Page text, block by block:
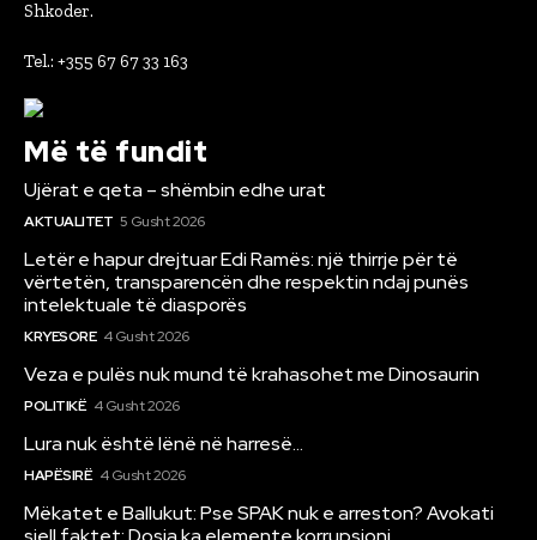
Shkoder.
Tel.: +355 67 67 33 163
Më të fundit
Ujërat e qeta – shëmbin edhe urat
AKTUALITET 5 Gusht 2026
Letër e hapur drejtuar Edi Ramës: një thirrje për të
vërtetën, transparencën dhe respektin ndaj punës
intelektuale të diasporës
KRYESORE 4 Gusht 2026
Veza e pulës nuk mund të krahasohet me Dinosaurin
POLITIKË 4 Gusht 2026
Lura nuk është lënë në harresë…
HAPËSIRË 4 Gusht 2026
Mëkatet e Ballukut: Pse SPAK nuk e arreston? Avokati